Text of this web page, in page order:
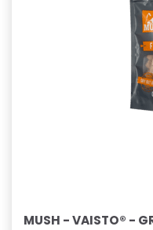
MUSH - VAISTO® -